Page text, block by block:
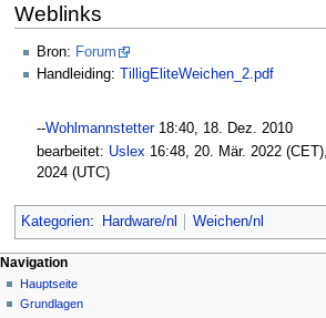
Weblinks
Bron: Forum
Handleiding: TilligEliteWeichen_2.pdf
--Wohlmannstetter18:40, 18. Dez. 2010‎
bearbeitet: Uslex 16:48, 20. Mär. 2022 (CET),
2024 (UTC)
Kategorien: Hardware/nl Weichen/nl
N
a
v
Seitenaktionen
Seite
Diskussion
Meine Werkzeuge
Deutsch
Anmelden
Navigation
Hauptseite
Grundlagen